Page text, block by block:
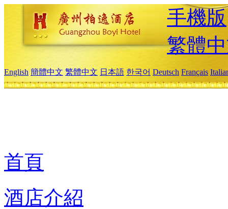
手機版
繁體
English 簡體中文 繁體中文 日本語 한국어 Deutsch Français
首頁
酒店介紹